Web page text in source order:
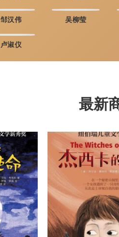
邹汉伟 吴柳莹
卢淑仪
最新